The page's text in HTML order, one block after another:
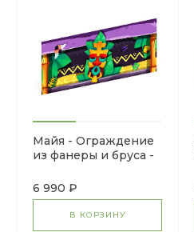
Майя - Ограждение
из фанеры и бруса -
6 990 ₽
В КОРЗИНУ